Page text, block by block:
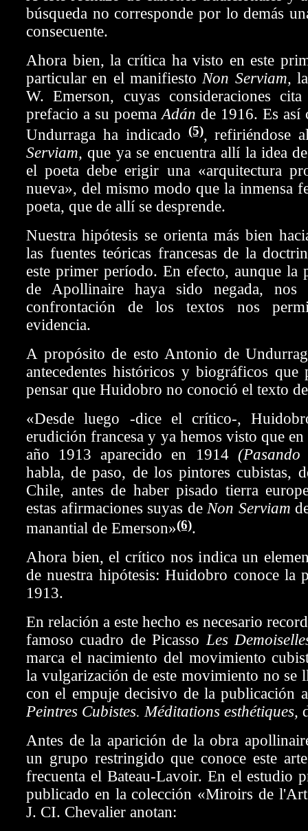
búsqueda no corresponde por lo demás
consecuente.
Ahora bien, la crítica ha visto en este
particular en el manifiestoNon Serviam,
W. Emerson, cuyas consideraciones
prefacio a su poemaAdán de 1916. Es
Undurraga ha indicado(5), refiriéndose
Serviam,que ya se encuentra allí la idea
el poeta debe erigir una «arquitectura
nueva», del mismo modo que la inmensa
poeta, que de allí se desprende.
Nuestra hipótesis se orienta más bien
las fuentes teóricas francesas de la
este primer período. En efecto, aunque la
de Apollinaire haya sido negada, nos
confrontación de los textos nos
evidencia.
A propósito de esto Antonio de
antecedentes históricos y biográficos que
pensar que Huidobro no conoció el texto
«Desde luego -dice el crítico-,
erudición francesa y ya hemos visto que
año 1913 aparecido en 1914
habla, de paso, de los pintores cubistas,
Chile, antes de haber pisado tierra
estas afirmaciones suyas de Non Serviam
manantial de Emerson»(6).
Ahora bien, el crítico nos indica un
de nuestra hipótesis: Huidobro conoce la
1913.
En relación a este hecho es necesario
famoso cuadro de Picasso Les
marca el nacimiento del movimiento
la vulgarización de este movimiento no se
con el empuje decisivo de la publicación
Peintres Cubistes. Méditations esthétiques,
Antes de la aparición de la obra
un grupo restringido que conoce este
frecuenta el Bateau-Lavoir. En el estudio
publicado en la colección «Miroirs de
J. CI. Chevalier anotan: